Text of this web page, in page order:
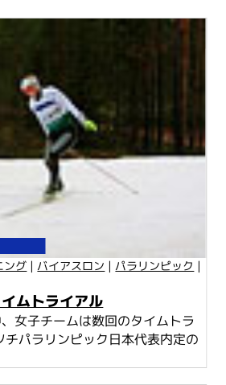
ング | バイアスロン | パラリンピック |
ムトライアル
女子チームは数回のタイムトラ
パラリンピック日本代表内定の